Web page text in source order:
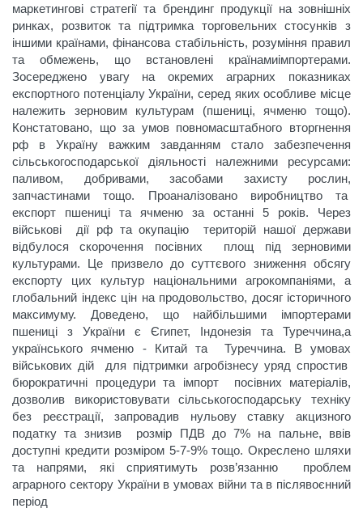
маркетингові стратегії та брендинг продукції на зовнішніх
ринках, розвиток та підтримка торговельних стосунків з
іншими країнами, фінансова стабільність, розуміння правил
та обмежень, що встановлені країнамиімпортерами.
Зосереджено увагу на окремих аграрних показниках
експортного потенціалу України, серед яких особливе місце
належить зерновим культурам (пшениці, ячменю тощо).
Констатовано, що за умов повномасштабного вторгнення
рф в Україну важким завданням стало забезпечення
сільськогосподарської діяльності належними ресурсами:
паливом, добривами, засобами захисту рослин,
запчастинами тощо. Проаналізовано виробництво та
експорт пшениці та ячменю за останні 5 років. Через
військові дії рф та окупацію територій нашої держави
відбулося скорочення посівних площ під зерновими
культурами. Це призвело до суттєвого зниження обсягу
експорту цих культур національними агрокомпаніями, а
глобальний індекс цін на продовольство, досяг історичного
максимуму. Доведено, що найбільшими імпортерами
пшениці з України є Єгипет, Індонезія та Туреччина,а
українського ячменю - Китай та Туреччина. В умовах
військових дій для підтримки агробізнесу уряд спростив
бюрократичні процедури та імпорт посівних матеріалів,
дозволив використовувати сільськогосподарську техніку
без реєстрації, запровадив нульову ставку акцизного
податку та знизив розмір ПДВ до 7% на пальне, ввів
доступні кредити розміром 5-7-9% тощо. Окреслено шляхи
та напрями, які сприятимуть розв’язанню проблем
аграрного сектору України в умовах війни та в післявоєнний
період